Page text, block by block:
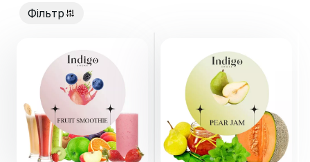
Фільтр